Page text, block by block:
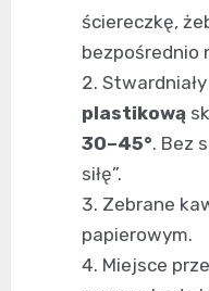
ściereczkę,
bezpośrednio
plastikową
30–45°. Bez
siłę”.
Zebrane
papierowym.
Miejsce